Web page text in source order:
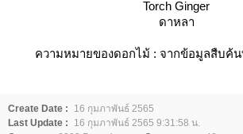
Torch Ginger
ดาหลา
ความหมายของดอกไม้ : จากข้อมูลสืบค้น
Create Date :
16 กุมภาพันธ์ 2565
Last Update :
16 กุมภาพันธ์ 2565 9:31:58 น.